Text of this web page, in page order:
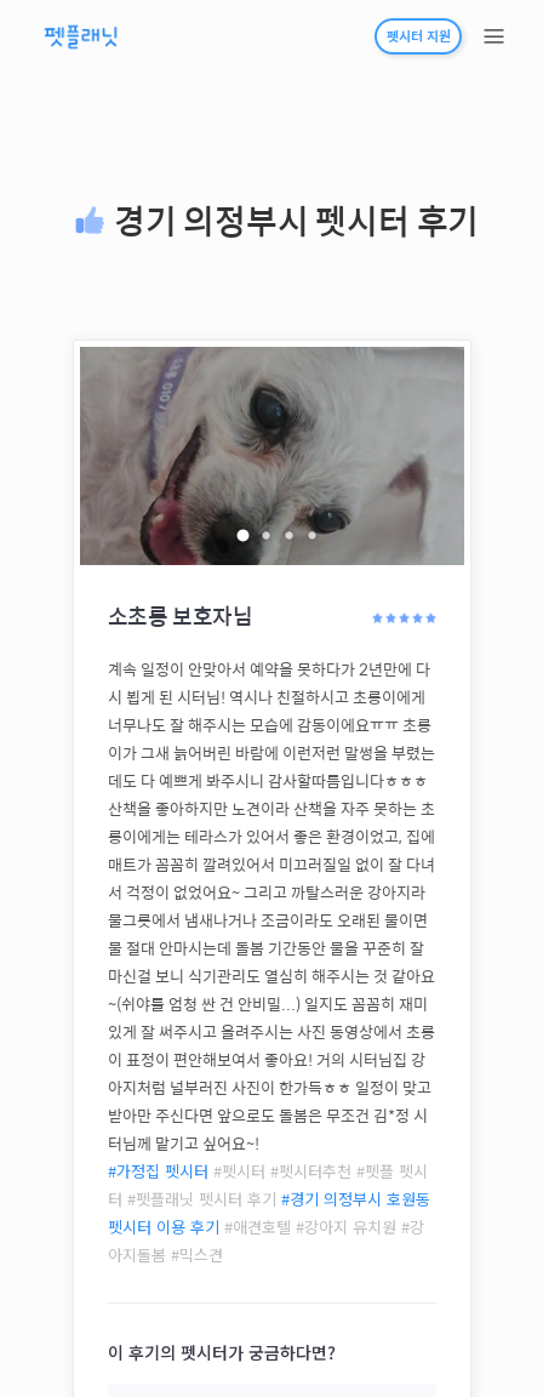
펫시터 지원
경기 의정부시 펫시터 후기
소초롱 보호자님
계속 일정이 안맞아서 예약을 못하다가 2년만에 다
시 뵙게 된 시터님! 역시나 친절하시고 초롱이에게
너무나도 잘 해주시는 모습에 감동이에요ㅠㅠ 초롱
이가 그새 늙어버린 바람에 이런저런 말썽을 부렸는
데도 다 예쁘게 봐주시니 감사할따름입니다ㅎㅎㅎ
산책을 좋아하지만 노견이라 산책을 자주 못하는 초
롱이에게는 테라스가 있어서 좋은 환경이었고, 집에
매트가 꼼꼼히 깔려있어서 미끄러질일 없이 잘 다녀
서 걱정이 없었어요~ 그리고 까탈스러운 강아지라
물그릇에서 냄새나거나 조금이라도 오래된 물이면
물 절대 안마시는데 돌봄 기간동안 물을 꾸준히 잘
마신걸 보니 식기관리도 열심히 해주시는 것 같아요
~(쉬야를 엄청 싼 건 안비밀...) 일지도 꼼꼼히 재미
있게 잘 써주시고 올려주시는 사진 동영상에서 초롱
이 표정이 편안해보여서 좋아요! 거의 시터님집 강
아지처럼 널부러진 사진이 한가득ㅎㅎ 일정이 맞고
받아만 주신다면 앞으로도 돌봄은 무조건 김*정 시
터님께 맡기고 싶어요~!
#가정집 펫시터 #펫시터 #펫시터추천 #펫플 펫시
터 #펫플래닛 펫시터 후기 #경기 의정부시 호원동
펫시터 이용 후기 #애견호텔 #강아지 유치원 #강
아지돌봄 #믹스견
이 후기의 펫시터가 궁금하다면?